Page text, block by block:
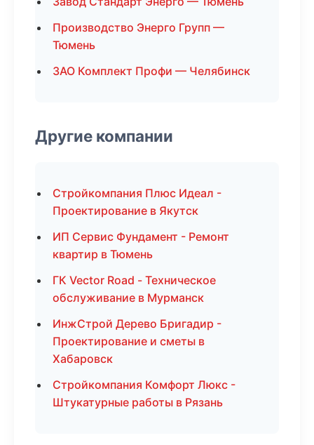
Производство Энерго Групп —
Тюмень
ЗАО Комплект Профи — Челябинск
Другие компании
Стройкомпания Плюс Идеал -
Проектирование в Якутск
ИП Сервис Фундамент - Ремонт
квартир в Тюмень
ГК Vector Road - Техническое
обслуживание в Мурманск
ИнжСтрой Дерево Бригадир -
Проектирование и сметы в
Хабаровск
Стройкомпания Комфорт Люкс -
Штукатурные работы в Рязань